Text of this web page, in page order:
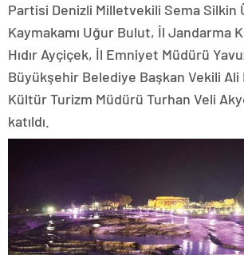
Partisi Denizli Milletvekili Sema Silkin
Kaymakamı Uğur Bulut, İl Jandarma
Hıdır Ayçiçek, İl Emniyet Müdürü
Büyükşehir Belediye Başkan Vekili
Kültür Turizm Müdürü Turhan Veli
katıldı.